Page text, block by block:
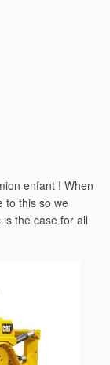
enfant ! When
to this so we
the case for all